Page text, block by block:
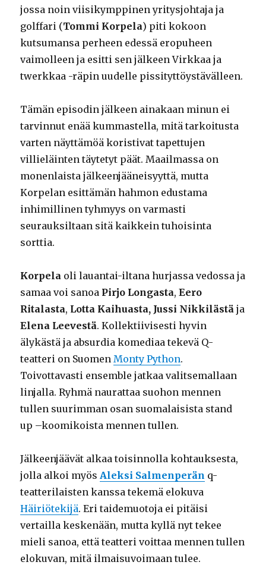
jossa noin viisikymppinen yritysjohtaja ja
golffari (Tommi Korpela) piti kokoon
kutsumansa perheen edessä eropuheen
vaimolleen ja esitti sen jälkeen Virkkaa ja
twerkkaa -räpin uudelle pissityttöystävälleen.
Tämän episodin jälkeen ainakaan minun ei
tarvinnut enää kummastella, mitä tarkoitusta
varten näyttämöä koristivat tapettujen
villieläinten täytetyt päät. Maailmassa on
monenlaista jälkeenjääneisyyttä, mutta
Korpelan esittämän hahmon edustama
inhimillinen tyhmyys on varmasti
seurauksiltaan sitä kaikkein tuhoisinta
sorttia.
Korpela oli lauantai-iltana hurjassa vedossa ja
samaa voi sanoa Pirjo Longasta,Eero
Ritalasta, Lotta Kaihuasta, Jussi Nikkilästäja
Elena Leevestä. Kollektiivisesti hyvin
älykästä ja absurdia komediaa tekevä Q-
teatteri on SuomenMonty Python.
Toivottavasti ensemble jatkaa valitsemallaan
linjalla. Ryhmä naurattaa suohon mennen
tullen suurimman osan suomalaisista stand
up –koomikoista mennen tullen.
Jälkeenjäävät alkaa toisinnolla kohtauksesta,
jolla alkoi myösAleksi Salmenperän q-
teatterilaisten kanssa tekemä elokuva
Häiriötekijä. Eri taidemuotoja ei pitäisi
vertailla keskenään, mutta kyllä nyt tekee
mieli sanoa, että teatteri voittaa mennen tullen
elokuvan, mitä ilmaisuvoimaan tulee.